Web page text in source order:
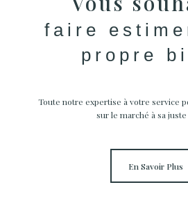
faire
propre
Toute notre expertise à votre service
sur le marché à sa
En Savoir Plus